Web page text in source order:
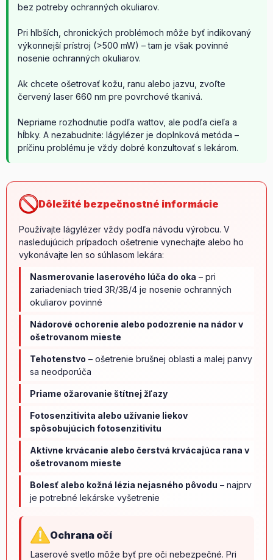
bez potreby ochranných okuliarov.
Pri hlbších, chronických problémoch môže byť indikovaný
výkonnejší prístroj (>500 mW) – tam je však povinné
nosenie ochranných okuliarov.
Ak chcete ošetrovať kožu, ranu alebo jazvu, zvoľte
červený laser 660 nm pre povrchové tkanivá.
Nepriame rozhodnutie podľa wattov, ale podľa cieľa a
hĺbky. A nezabudnite: lágylézer je doplnková metóda –
príčinu problému je vždy dobré konzultovať s lekárom.
Dôležité bezpečnostné informácie
Používajte lágylézer vždy podľa návodu výrobcu. V
nasledujúcich prípadoch ošetrenie vynechajte alebo ho
vykonávajte len so súhlasom lekára:
Nasmerovanie laserového lúča do oka – pri
zariadeniach tried 3R/3B/4 je nosenie ochranných
okuliarov povinné
Nádorové ochorenie alebo podozrenie na nádor v
ošetrovanom mieste
Tehotenstvo – ošetrenie brušnej oblasti a malej panvy
sa neodporúča
Priame ožarovanie štítnej žľazy
Fotosenzitivita alebo užívanie liekov
spôsobujúcich fotosenzitivitu
Aktívne krvácanie alebo čerstvá krvácajúca rana v
ošetrovanom mieste
Bolesť alebo kožná lézia nejasného pôvodu – najprv
je potrebné lekárske vyšetrenie
Ochrana očí
Laserové svetlo môže byť pre oči nebezpečné. Pri